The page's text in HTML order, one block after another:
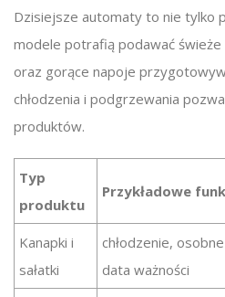
Dzisiejsze automaty to nie tylko
modele potrafią podawać świeże
oraz gorące napoje
chłodzenia i podgrzewania
produktów.
Typ
produktu
Przykładowe
Kanapki i
sałatki
chłodzenie,
data ważności